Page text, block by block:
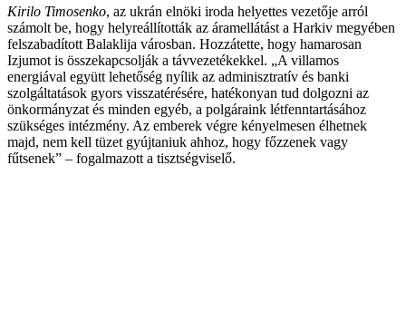
Kirilo Timosenko, az ukrán elnöki iroda helyettes vezetője arról
számolt be, hogy helyreállították az áramellátást a Harkiv megyében
felszabadított Balaklija városban. Hozzátette, hogy hamarosan
Izjumot is összekapcsolják a távvezetékekkel. „A villamos
energiával együtt lehetőség nyílik az adminisztratív és banki
szolgáltatások gyors visszatérésére, hatékonyan tud dolgozni az
önkormányzat és minden egyéb, a polgáraink létfenntartásához
szükséges intézmény. Az emberek végre kényelmesen élhetnek
majd, nem kell tüzet gyújtaniuk ahhoz, hogy főzzenek vagy
fűtsenek” – fogalmazott a tisztségviselő.